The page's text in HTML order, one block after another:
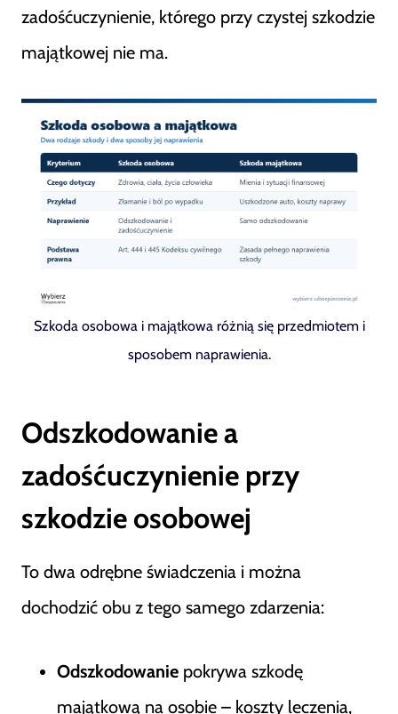
zadośćuczynienie, którego przy czystej szkodzie
majątkowej nie ma.
Szkoda osobowa i majątkowa różnią się przedmiotem i
sposobem naprawienia.
Odszkodowanie a
zadośćuczynienie przy
szkodzie osobowej
To dwa odrębne świadczenia i można
dochodzić obu z tego samego zdarzenia:
Odszkodowanie pokrywa szkodę
majątkową na osobie – koszty leczenia,